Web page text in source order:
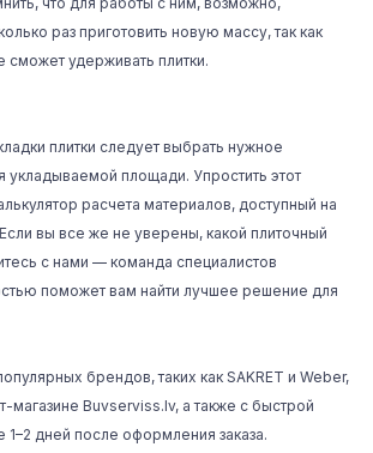
раз приготовить новую массу, так как
сможет удерживать плитки.
плитки следует выбрать нужное
укладываемой площади. Упростить этот
расчета материалов, доступный на
вы все же не уверены, какой плиточный
с нами — команда специалистов
поможет вам найти лучшее решение для
брендов, таких как SAKRET и Weber,
магазине Buvserviss.lv, а также с быстрой
1–2 дней после оформления заказа.